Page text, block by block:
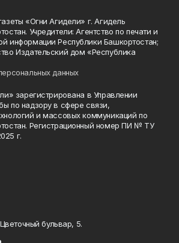
«Огни Агидели» г. Агидель
Учредители: Агентство по печати и
информации Республики Башкортостан;
Издательский дом «Республика
данных
зарегистрирована в Управлении
по надзору в сфере связи,
и массовых коммуникаций по
Регистрационный номер ПИ № ТУ
г.
бульвар, 5.